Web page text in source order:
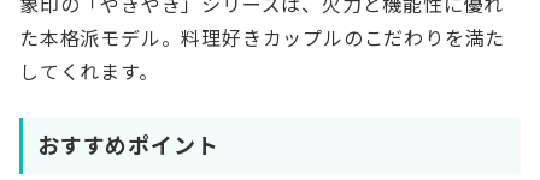
象印の「やきやき」シリーズは、火力と機能性に優れ
た本格派モデル。料理好きカップルのこだわりを満た
してくれます。
おすすめポイント